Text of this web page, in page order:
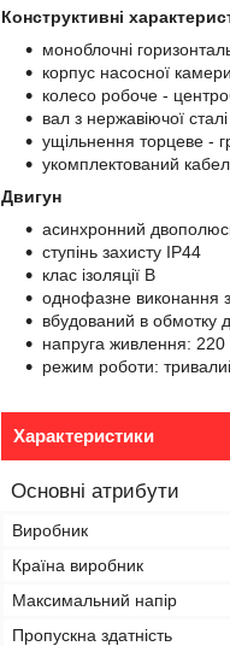
Конструктивні
моноблочні
корпус насосної
колесо робоче -
вал з нержавіючої
ущільнення торцеве -
укомплектований
Двигун
асинхронний
ступінь захисту IP44
клас ізоляції В
однофазне виконання
вбудований в обмотку
напруга живлення:
режим роботи:
Характеристики
Основні атрибути
Виробник
Країна виробник
Максимальний напір
Пропускна здатність